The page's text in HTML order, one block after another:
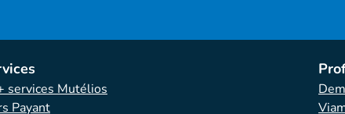
services Mutélios
Payant